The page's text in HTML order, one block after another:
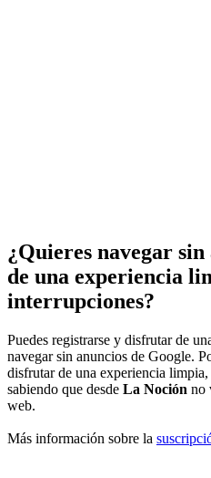
¿Quieres navegar
de una experiencia
interrupciones?
Puedes registrarse y disfrutar de
navegar sin anuncios de Google.
disfrutar de una experiencia
sabiendo que desde La Noción no
web.
Más información sobre la